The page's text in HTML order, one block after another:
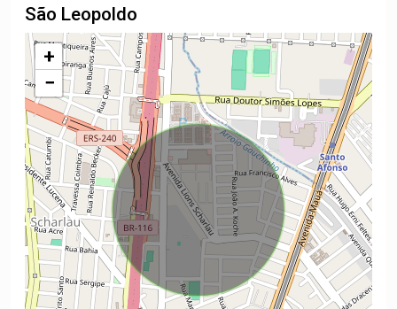
São Leopoldo
+
−